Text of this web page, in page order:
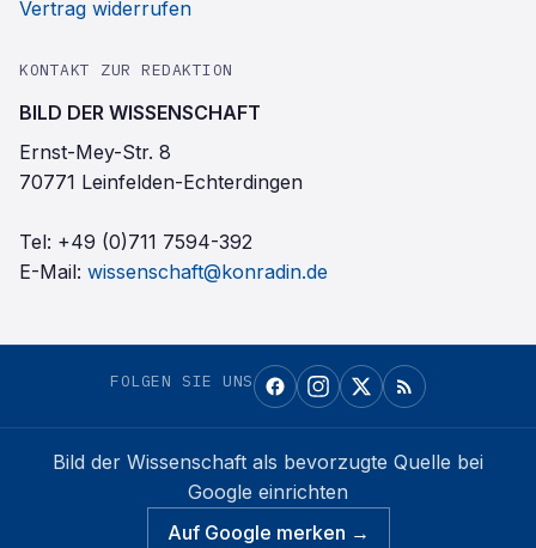
Vertrag widerrufen
KONTAKT ZUR REDAKTION
BILD DER WISSENSCHAFT
Ernst-Mey-Str. 8
70771 Leinfelden-Echterdingen
Tel: +49 (0)711 7594-392
E-Mail: wissenschaft@konradin.de
FOLGEN SIE UNS
Bild der Wissenschaft als bevorzugte Quelle bei
Google einrichten
Auf Google merken →